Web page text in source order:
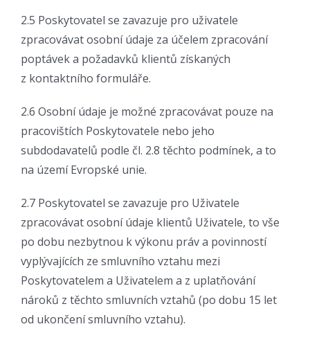
2.5 Poskytovatel se zavazuje pro uživatele
zpracovávat osobní údaje za účelem zpracování
poptávek a požadavků klientů získaných
z kontaktního formuláře.
2.6 Osobní údaje je možné zpracovávat pouze na
pracovištích Poskytovatele nebo jeho
subdodavatelů podle čl. 2.8 těchto podmínek, a to
na území Evropské unie.
2.7 Poskytovatel se zavazuje pro Uživatele
zpracovávat osobní údaje klientů Uživatele, to vše
po dobu nezbytnou k výkonu práv a povinností
vyplývajících ze smluvního vztahu mezi
Poskytovatelem a Uživatelem a z uplatňování
nároků z těchto smluvních vztahů (po dobu 15 let
od ukončení smluvního vztahu).